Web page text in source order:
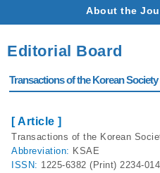
About the
Editorial Board
Transactions of the Korean
[ Article ]
Transactions of the Korean
Abbreviation: KSAE
ISSN: 1225-6382 (Print) 2234-